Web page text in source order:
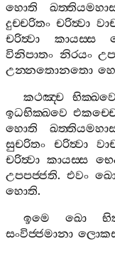
හොති
දුච‍්චරිතං චරිත්‍වා
චරිත්‍වා
කායස‍්ස
විනිපාතං නිරයං
උන‍්නතොනතො
කථඤ‍්ච
භික‍්ඛවෙ
ඉධභික‍්ඛවෙ
හොති
සුචරිතං
චරිත්‍වා
චරිත්‍වා කායස‍්ස
උපපජ‍්ජති.එවං
හොති.
ඉමෙ
ඛො
සංවිජ‍්ජමානා